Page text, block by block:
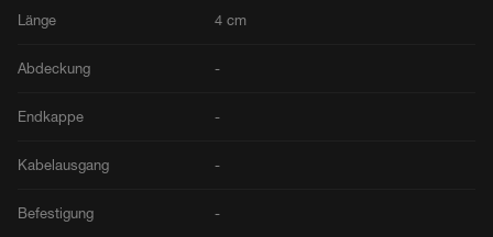
Länge 4 cm
Abdeckung -
Endkappe -
Kabelausgang -
Befestigung -